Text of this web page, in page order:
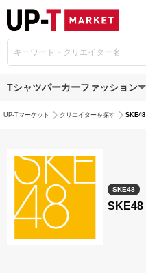
Tシャツパーカーファッション
UP-Tマーケット クリエイターを探す SKE48
SKE48
SKE48